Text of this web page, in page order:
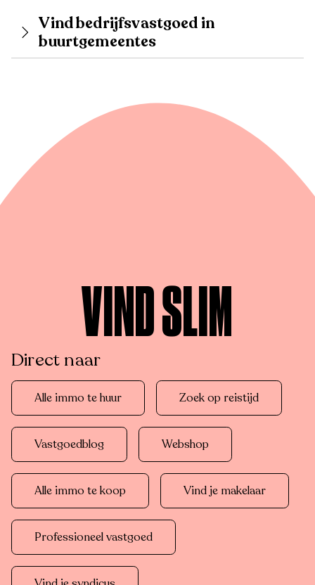
Vind bedrijfsvastgoed in
buurtgemeentes
VIND SLIM
Direct naar
Alle immo te huur Zoek op reistijd
Vastgoedblog Webshop
Alle immo te koop Vind je makelaar
Professioneel vastgoed